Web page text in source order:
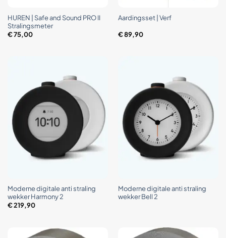
HUREN | Safe and Sound PRO II
Stralingsmeter
€75,00
Aardingsset | Verf
€89,90
Moderne digitale anti straling
wekker Harmony 2
€219,90
Moderne digitale anti straling
wekker Bell 2